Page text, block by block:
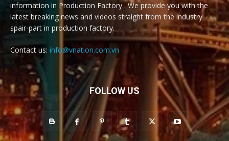
information in Production Factory . We provide you with the
latest breaking news and videos straight from the industry
spair-part in production factory.
Contact us: info@vnation.com.vn
FOLLOW US